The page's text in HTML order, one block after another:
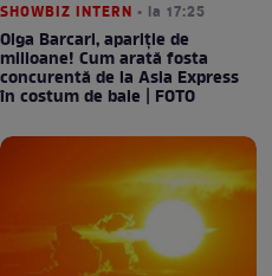
SHOWBIZ INTERN • la 17:25
Olga Barcari, apariție de
milioane! Cum arată fosta
concurentă de la Asia Express
în costum de baie | FOTO